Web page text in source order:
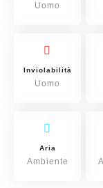
Uomo
Inviolabilità
Uomo
Aria
Ambiente